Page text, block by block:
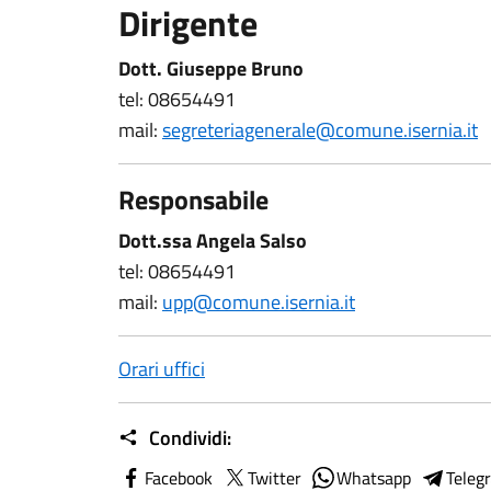
Dirigente
Dott. Giuseppe Bruno
tel: 08654491
mail:segreteriagenerale@comune.isernia.it
Responsabile
Dott.ssa Angela Salso
tel: 08654491
mail: upp@comune.isernia.it
Orari uffici
Condividi:
Facebook Twitter Whatsapp